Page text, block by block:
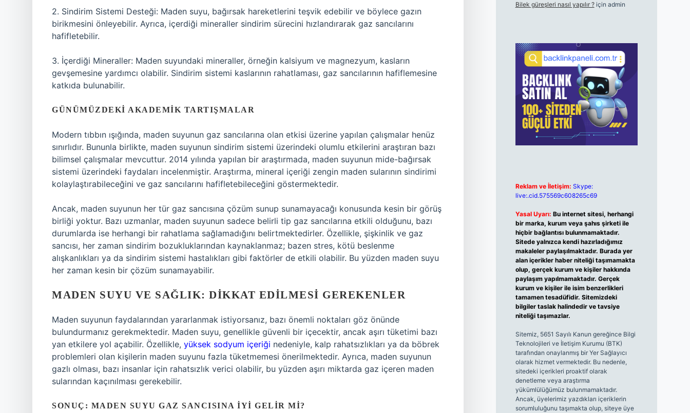
2. Sindirim Sistemi Desteği: Maden suyu, bağırsak hareketlerini teşvik edebilir ve böylece gazın
birikmesini önleyebilir. Ayrıca, içerdiği mineraller sindirim sürecini hızlandırarak gaz sancılarını
hafifletebilir.
3. İçerdiği Mineraller: Maden suyundaki mineraller, örneğin kalsiyum ve magnezyum, kasların
gevşemesine yardımcı olabilir. Sindirim sistemi kaslarının rahatlaması, gaz sancılarının hafiflemesine
katkıda bulunabilir.
GÜNÜMÜZDEKI AKADEMIK TARTIŞMALAR
Modern tıbbın ışığında, maden suyunun gaz sancılarına olan etkisi üzerine yapılan çalışmalar henüz
sınırlıdır. Bununla birlikte, maden suyunun sindirim sistemi üzerindeki olumlu etkilerini araştıran bazı
bilimsel çalışmalar mevcuttur. 2014 yılında yapılan bir araştırmada, maden suyunun mide-bağırsak
sistemi üzerindeki faydaları incelenmiştir. Araştırma, mineral içeriği zengin maden sularının sindirimi
kolaylaştırabileceğini ve gaz sancılarını hafifletebileceğini göstermektedir.
Ancak, maden suyunun her tür gaz sancısına çözüm sunup sunamayacağı konusunda kesin bir görüş
birliği yoktur. Bazı uzmanlar, maden suyunun sadece belirli tip gaz sancılarına etkili olduğunu, bazı
durumlarda ise herhangi bir rahatlama sağlamadığını belirtmektedirler. Özellikle, şişkinlik ve gaz
sancısı, her zaman sindirim bozukluklarından kaynaklanmaz; bazen stres, kötü beslenme
alışkanlıkları ya da sindirim sistemi hastalıkları gibi faktörler de etkili olabilir. Bu yüzden maden suyu
her zaman kesin bir çözüm sunamayabilir.
MADEN SUYU VE SAĞLIK: DIKKAT EDILMESI GEREKENLER
Maden suyunun faydalarından yararlanmak istiyorsanız, bazı önemli noktaları göz önünde
bulundurmanız gerekmektedir. Maden suyu, genellikle güvenli bir içecektir, ancak aşırı tüketimi bazı
yan etkilere yol açabilir. Özellikle, yüksek sodyum içeriği nedeniyle, kalp rahatsızlıkları ya da böbrek
problemleri olan kişilerin maden suyunu fazla tüketmemesi önerilmektedir. Ayrıca, maden suyunun
gazlı olması, bazı insanlar için rahatsızlık verici olabilir, bu yüzden aşırı miktarda gaz içeren maden
sularından kaçınılması gerekebilir.
SONUÇ: MADEN SUYU GAZ SANCISINA İYI GELIR MI?
Bilek güreşleri nasıl yapılır ?için admin
Reklam ve İletişim: Skype:
live:.cid.575569c608265c69
Yasal Uyarı: Bu internet sitesi, herhangi
bir marka, kurum veya şahıs şirketi ile
hiçbir bağlantısı bulunmamaktadır.
Sitede yalnızca kendi hazırladığımız
makaleler paylaşılmaktadır. Burada yer
alan içerikler haber niteliği taşımamakta
olup, gerçek kurum ve kişiler hakkında
paylaşım yapılmamaktadır. Gerçek
kurum ve kişiler ile isim benzerlikleri
tamamen tesadüfidir. Sitemizdeki
bilgiler taslak halindedir ve tavsiye
niteliği taşımazlar.
Sitemiz, 5651 Sayılı Kanun gereğince Bilgi
Teknolojileri ve İletişim Kurumu (BTK)
tarafından onaylanmış bir Yer Sağlayıcı
olarak hizmet vermektedir. Bu nedenle,
sitedeki içerikleri proaktif olarak
denetleme veya araştırma
yükümlülüğümüz bulunmamaktadır.
Ancak, üyelerimiz yazdıkları içeriklerin
sorumluluğunu taşımakta olup, siteye üye